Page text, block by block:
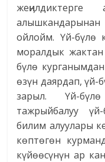
ойлойм. Үй-бүлө
моралдык
бүлө
өзүн даярдап, үй-
зарыл. Үй-
тажрыйбалуу
билим алуулары
көптөгөн
күйөөсүнүн ар